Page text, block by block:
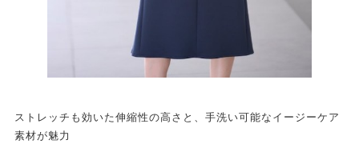
ストレッチも効いた伸縮性の高さと、手洗い可能なイージーケア
素材が魅力